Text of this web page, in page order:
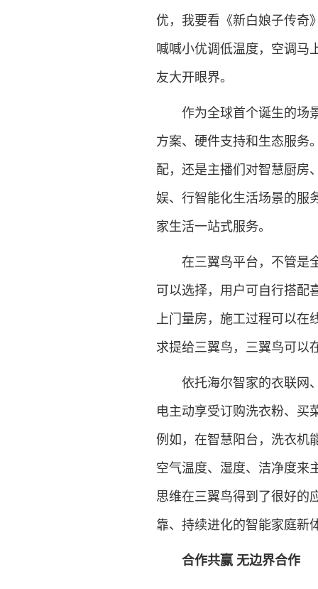
优，我要看《新白娘子传奇
喊喊小优调低温度，空调
友大开眼界。
作为全球首个诞生的场景
方案、硬件支持和生态服务
配，还是主播们对智慧厨房
娱、行智能化生活场景的服
家生活一站式服务。
在三翼鸟平台，不管是全
可以选择，用户可自行搭配
上门量房，施工过程可以在
求提给三翼鸟，三翼鸟可以
依托海尔智家的衣联网、
电主动享受订购洗衣粉、买
例如，在智慧阳台，洗衣机
空气温度、湿度、洁净度
思维在三翼鸟得到了很好的
靠、持续进化的智能家庭新
合作共赢 无边界合作